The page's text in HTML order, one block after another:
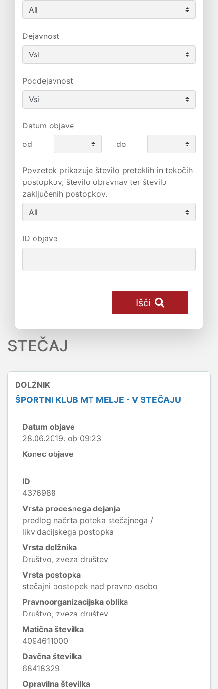
Dejavnost
Poddejavnost
Datum objave
od
do
Povzetek prikazuje število preteklih in tekočih
postopkov, število obravnav ter število
zaključenih postopkov.
ID objave
Išči
STEČAJ
DOLŽNIK
ŠPORTNI KLUB MT MELJE - V STEČAJU
Datum objave
28.06.2019. ob 09:23
Konec objave
ID
4376988
Vrsta procesnega dejanja
predlog načrta poteka stečajnega /
likvidacijskega postopka
Vrsta dolžnika
Društvo, zveza društev
Vrsta postopka
stečajni postopek nad pravno osebo
Pravnoorganizacijska oblika
Društvo, zveza društev
Matična številka
4094611000
Davčna številka
68418329
Opravilna številka